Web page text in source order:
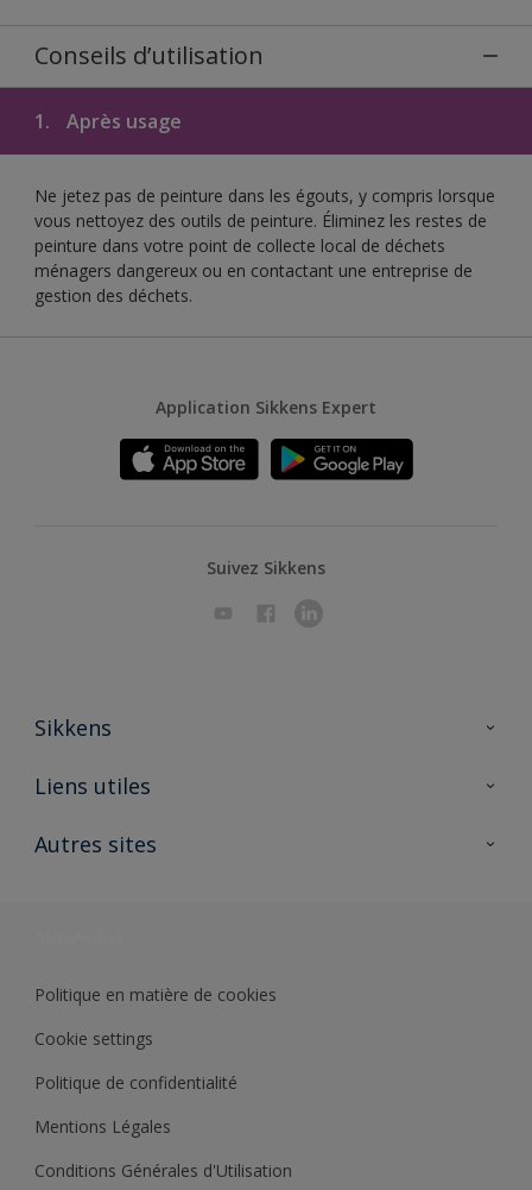
Conseils d’utilisation
1. Après usage
Ne jetez pas de peinture dans les égouts, y compris lorsque
vous nettoyez des outils de peinture. Éliminez les restes de
peinture dans votre point de collecte local de déchets
ménagers dangereux ou en contactant une entreprise de
gestion des déchets.
Application Sikkens Expert
Suivez Sikkens
Sikkens
A propos de Sikkens
Liens utiles
Ouvrir un magasin PASS
Autres sites
Politique en matière de cookies
Cookie settings
Politique de confidentialité
Mentions Légales
Conditions Générales d'Utilisation